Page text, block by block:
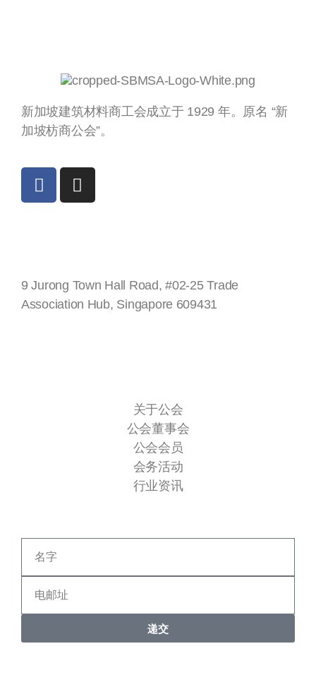
新加坡建筑材料商工会成立于 1929 年。原名 “新
加坡枋商公会”。
9 Jurong Town Hall Road, #02-25 Trade
Association Hub, Singapore 609431
关于公会
公会董事会
公会会员
会务活动
行业资讯
递交